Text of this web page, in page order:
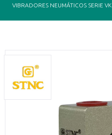
VIBRADORES NEUMÁTICOS SERIE VK